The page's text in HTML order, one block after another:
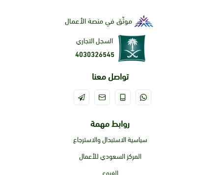
موثّق في منصة الأعمال
السجل التجاري
4030326545
تواصل معنا
روابط مهمة
سياسية الاستبدال والاسترجاع
المركز السعودي للأعمال